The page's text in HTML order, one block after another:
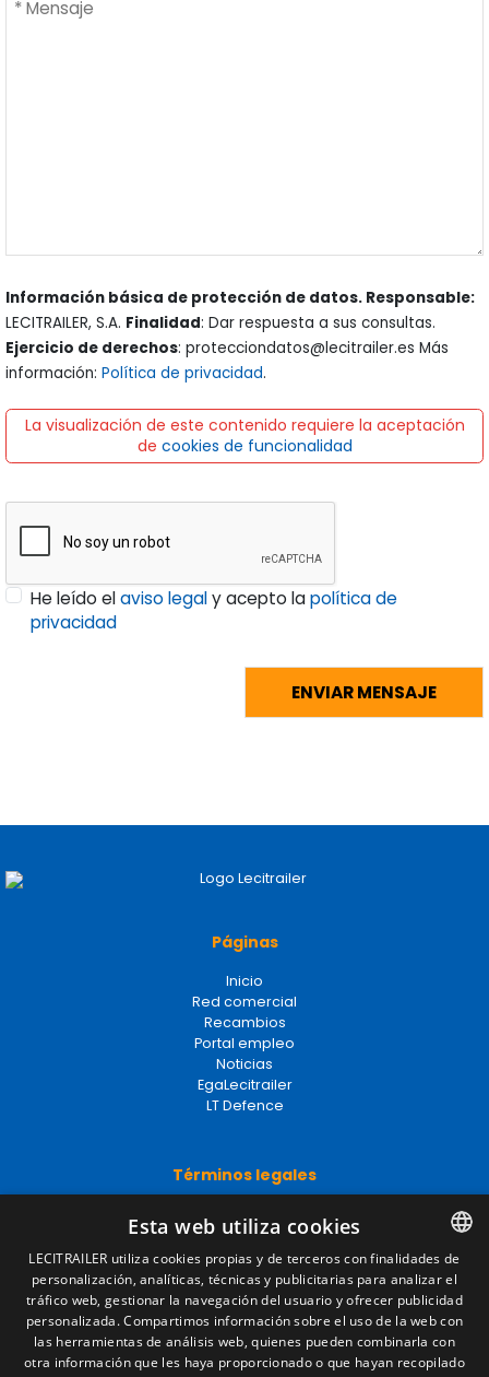
Información básica de protección de datos. Responsable:
LECITRAILER, S.A. Finalidad: Dar respuesta a sus consultas.
Ejercicio de derechos: protecciondatos@lecitrailer.es Más
información: Política de privacidad.
La visualización de este contenido requiere la aceptación
de cookies de funcionalidad
He leído elaviso legaly acepto lapolítica de
privacidad
Páginas
Inicio
Red comercial
Recambios
Portal empleo
Noticias
EgaLecitrailer
LT Defence
Términos legales
Política de privacidad
Política de cookies
Condiciones generales de venta
Gestionar cookies
Contacto
SPANISH
ENGLISH
FRENCH
Esta web utiliza cookies
LECITRAILER utiliza cookies propias y de terceros con finalidades de
personalización, analíticas, técnicas y publicitarias para analizar el
tráfico web, gestionar la navegación del usuario y ofrecer publicidad
personalizada. Compartimos información sobre el uso de la web con
las herramientas de análisis web, quienes pueden combinarla con
otra información que les haya proporcionado o que hayan recopilado